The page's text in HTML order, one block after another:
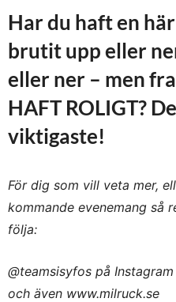
Har du haft en
brutit upp eller
eller ner – men
HAFT ROLIGT?
viktigaste!
För dig som vill veta mer,
kommande evenemang så
följa:
@teamsisyfos på
och även www.milruck.se